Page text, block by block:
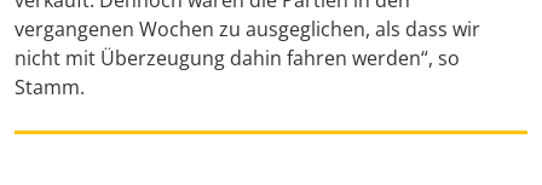
vergangenen Wochen zu ausgeglichen, als dass wir
nicht mit Überzeugung dahin fahren werden“, so
Stamm.